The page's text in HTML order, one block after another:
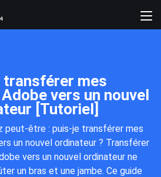
transférer mes
vers un nouvel
[Tutoriel]
peut-être : puis-je transférer mes
un nouvel ordinateur ? Transférer
vers un nouvel ordinateur ne
un bras et une jambe. Ce guide